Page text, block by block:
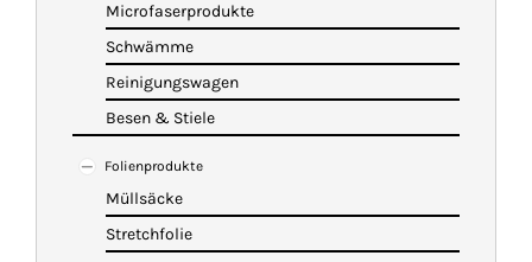
Microfaserprodukte
Schwämme
Reinigungswagen
Besen & Stiele
Folienprodukte
Müllsäcke
Stretchfolie